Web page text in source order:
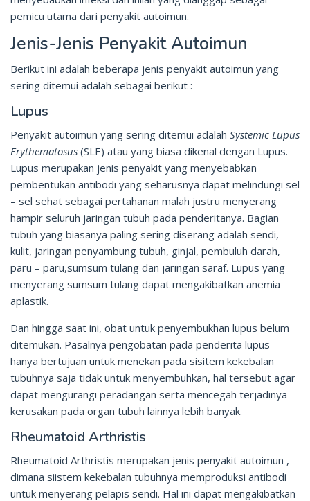
pemicu utama dari penyakit autoimun.
Jenis-Jenis Penyakit Autoimun
Berikut ini adalah beberapa jenis penyakit autoimun yang
sering ditemui adalah sebagai berikut :
Lupus
Penyakit autoimun yang sering ditemui adalah Systemic Lupus
Erythematosus (SLE) atau yang biasa dikenal dengan Lupus.
Lupus merupakan jenis penyakit yang menyebabkan
pembentukan antibodi yang seharusnya dapat melindungi sel
– sel sehat sebagai pertahanan malah justru menyerang
hampir seluruh jaringan tubuh pada penderitanya. Bagian
tubuh yang biasanya paling sering diserang adalah sendi,
kulit, jaringan penyambung tubuh, ginjal, pembuluh darah,
paru – paru,sumsum tulang dan jaringan saraf. Lupus yang
menyerang sumsum tulang dapat mengakibatkan anemia
aplastik.
Dan hingga saat ini, obat untuk penyembukhan lupus belum
ditemukan. Pasalnya pengobatan pada penderita lupus
hanya bertujuan untuk menekan pada sisitem kekebalan
tubuhnya saja tidak untuk menyembuhkan, hal tersebut agar
dapat mengurangi peradangan serta mencegah terjadinya
kerusakan pada organ tubuh lainnya lebih banyak.
Rheumatoid Arthristis
Rheumatoid Arthristis merupakan jenis penyakit autoimun ,
dimana siistem kekebalan tubuhnya memproduksi antibodi
untuk menyerang pelapis sendi. Hal ini dapat mengakibatkan